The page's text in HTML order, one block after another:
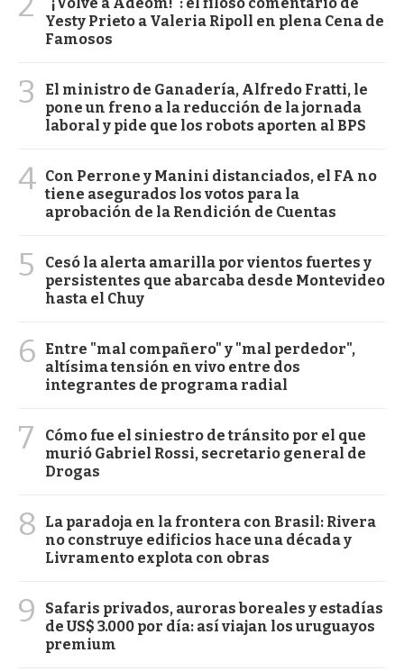
Yesty Prieto a Valeria Ripoll en plena Cena de
Famosos
3
El ministro de Ganadería, Alfredo Fratti, le
pone un freno a la reducción de la jornada
laboral y pide que los robots aporten al BPS
4 Con Perrone y Manini distanciados, el FA no
tiene asegurados los votos para la
aprobación de la Rendición de Cuentas
5
Cesó la alerta amarilla por vientos fuertes y
persistentes que abarcaba desde Montevideo
hasta el Chuy
6
Entre "mal compañero" y "mal perdedor",
altísima tensión en vivo entre dos
integrantes de programa radial
7
Cómo fue el siniestro de tránsito por el que
murió Gabriel Rossi, secretario general de
Drogas
8
La paradoja en la frontera con Brasil: Rivera
no construye edificios hace una década y
Livramento explota con obras
9
Safaris privados, auroras boreales y estadías
de US$ 3.000 por día: así viajan los uruguayos
premium